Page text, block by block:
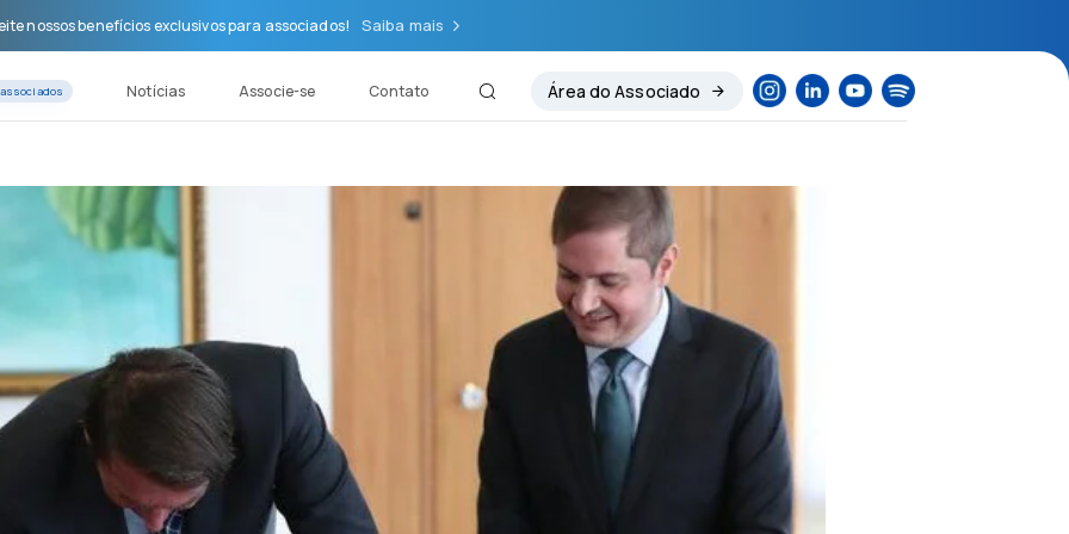
nossos benefícios exclusivos para associados! Saiba mais
Notícias Associe-se Contato Área do Associado